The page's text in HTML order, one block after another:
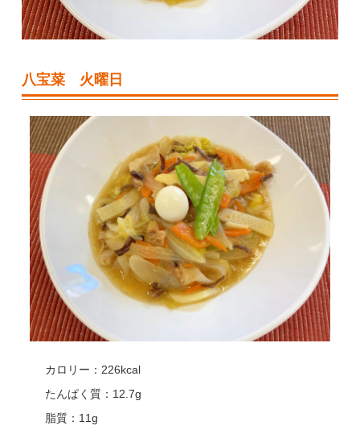
八宝菜 火曜日
カロリー：226kcal
たんぱく質：12.7g
脂質：11g